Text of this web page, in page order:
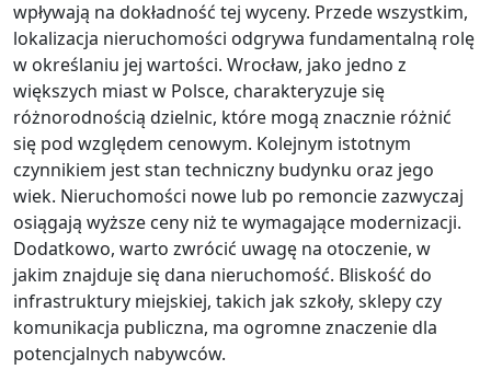
wpływają na dokładność tej wyceny. Przede wszystkim,
lokalizacja nieruchomości odgrywa fundamentalną rolę
w określaniu jej wartości. Wrocław, jako jedno z
większych miast w Polsce, charakteryzuje się
różnorodnością dzielnic, które mogą znacznie różnić
się pod względem cenowym. Kolejnym istotnym
czynnikiem jest stan techniczny budynku oraz jego
wiek. Nieruchomości nowe lub po remoncie zazwyczaj
osiągają wyższe ceny niż te wymagające modernizacji.
Dodatkowo, warto zwrócić uwagę na otoczenie, w
jakim znajduje się dana nieruchomość. Bliskość do
infrastruktury miejskiej, takich jak szkoły, sklepy czy
komunikacja publiczna, ma ogromne znaczenie dla
potencjalnych nabywców.